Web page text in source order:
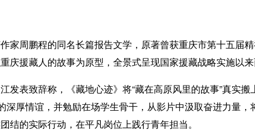
周鹏程的同名长篇报告文学，原著曾获重庆市第十五届精
庆援藏人的故事为原型，全景式呈现国家援藏战略实施以来
表致辞称，《藏地心迹》将“藏在高原风里的故事”真实搬
深厚情谊，并勉励在场学生骨干，从影片中汲取奋进力量
结的实际行动，在平凡岗位上践行青年担当。